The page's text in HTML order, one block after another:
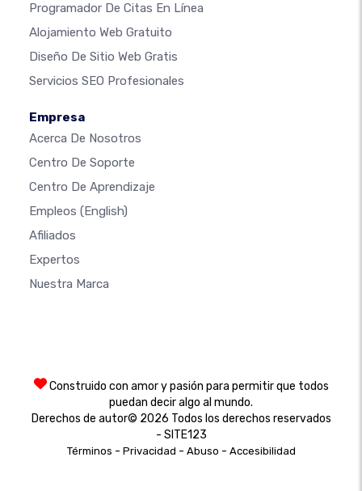
Programador De Citas En Línea
Alojamiento Web Gratuito
Diseño De Sitio Web Gratis
Servicios SEO Profesionales
Empresa
Acerca De Nosotros
Centro De Soporte
Centro De Aprendizaje
Empleos (English)
Afiliados
Expertos
Nuestra Marca
Construido con amor y pasión para permitir que todos
puedan decir algo al mundo.
Derechos de autor© 2026 Todos los derechos reservados
- SITE123
Términos - Privacidad - Abuso - Accesibilidad